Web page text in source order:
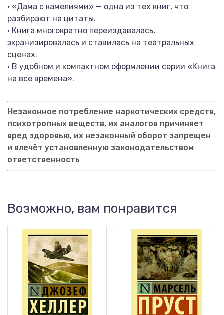
• «Дама с камелиями» — одна из тех книг, что
разбирают на цитаты.
• Книга многократно переиздавалась,
экранизировалась и ставилась на театральных
сценах.
• В удобном и компактном оформлении серии «Книга
на все времена».
Незаконное потребление наркотических средств,
психотропных веществ, их аналогов причиняет
вред здоровью, их незаконный оборот запрещен
и влечёт установленную законодательством
ответственность
Возможно, вам понравится